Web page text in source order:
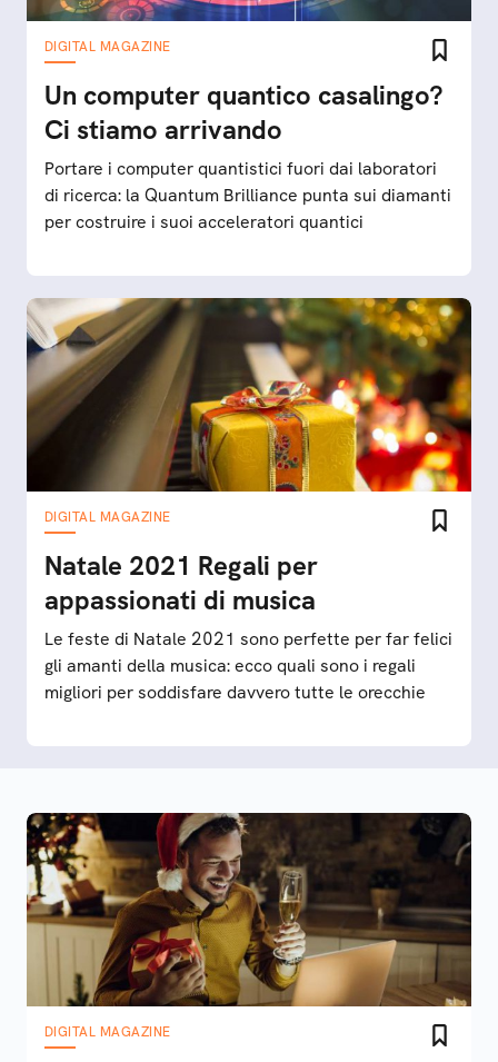
DIGITAL MAGAZINE
Un computer quantico casalingo?
Ci stiamo arrivando
Portare i computer quantistici fuori dai laboratori
di ricerca: la Quantum Brilliance punta sui diamanti
per costruire i suoi acceleratori quantici
DIGITAL MAGAZINE
Natale 2021 Regali per
appassionati di musica
Le feste di Natale 2021 sono perfette per far felici
gli amanti della musica: ecco quali sono i regali
migliori per soddisfare davvero tutte le orecchie
DIGITAL MAGAZINE